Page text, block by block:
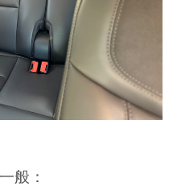
般：